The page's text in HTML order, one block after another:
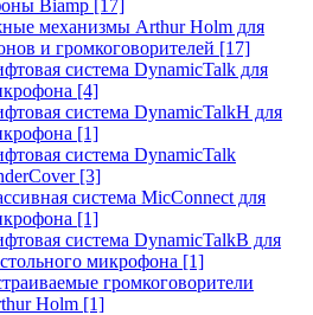
Biamp [17]
механизмы Arthur Holm для
и громкоговорителей [17]
система DynamicTalk для
[4]
система DynamicTalkH для
[1]
система DynamicTalk
[3]
система MicConnect для
[1]
система DynamicTalkB для
микрофона [1]
громкоговорители
Holm [1]